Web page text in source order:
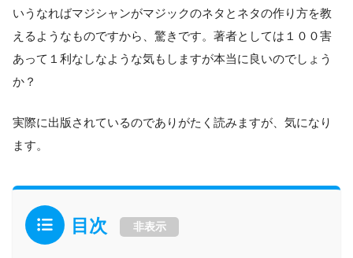
いうなればマジシャンがマジックのネタとネタの作り方を教
えるようなものですから、驚きです。著者としては１００害
あって１利なしなような気もしますが本当に良いのでしょう
か？
実際に出版されているのでありがたく読みますが、気になり
ます。
目次 非表示